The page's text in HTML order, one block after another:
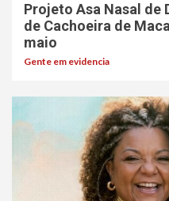
Projeto Asa Nasal de
de Cachoeira de
maio
Gente em evidencia